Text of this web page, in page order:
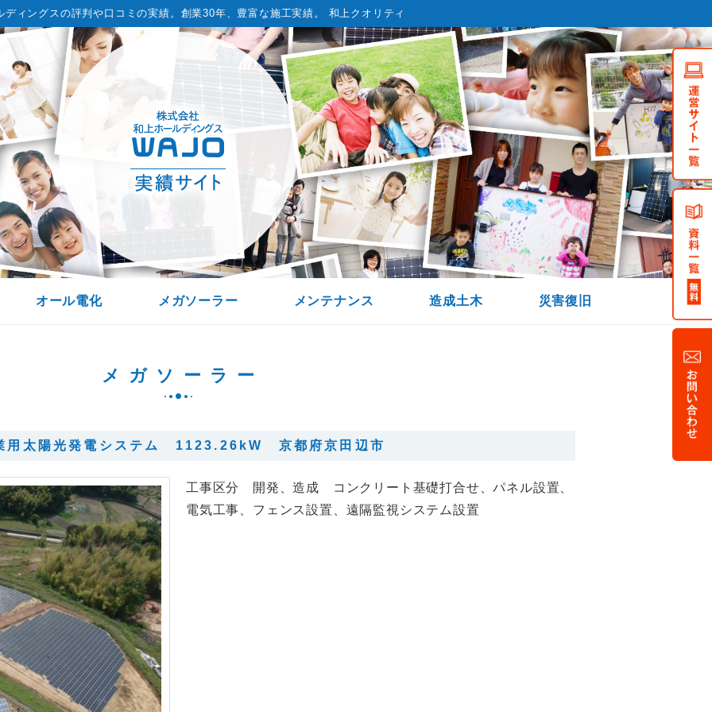
ディングスの評判や口コミの実績。 創業30年、豊富な施工実績。 和上クオリティ
オール電化 メガソーラー メンテナンス 造成土木 災害復旧
メガソーラー
用太陽光発電システム 1123.26kW 京都府京田辺市
工事区分 開発、造成 コンクリート基礎打合せ、パネル設置、
電気工事、フェンス設置、遠隔監視システム設置